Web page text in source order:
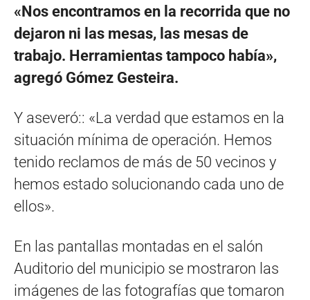
«Nos encontramos en la recorrida que no
dejaron ni las mesas, las mesas de
trabajo. Herramientas tampoco había»,
agregó Gómez Gesteira.
Y aseveró:: «La verdad que estamos en la
situación mínima de operación. Hemos
tenido reclamos de más de 50 vecinos y
hemos estado solucionando cada uno de
ellos».
En las pantallas montadas en el salón
Auditorio del municipio se mostraron las
imágenes de las fotografías que tomaron